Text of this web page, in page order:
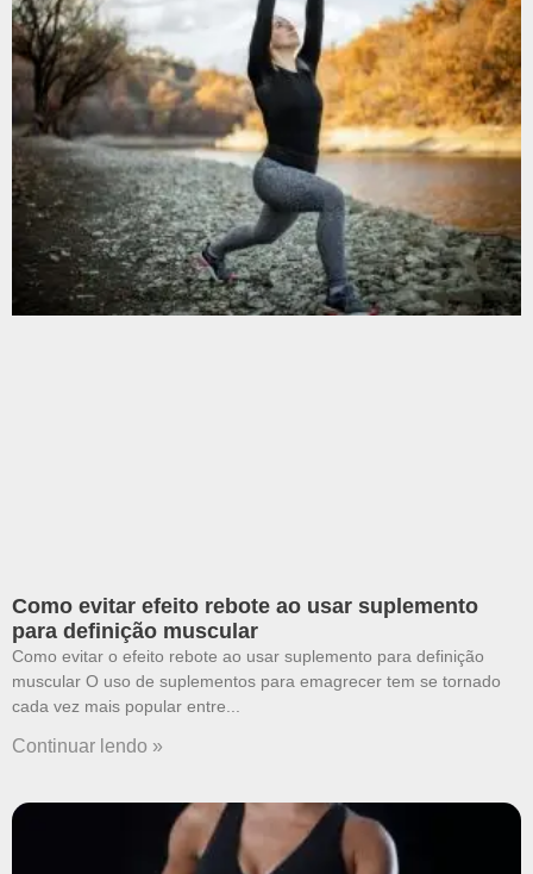
Como evitar efeito rebote ao usar suplemento
para definição muscular
Como evitar o efeito rebote ao usar suplemento para definição
muscular O uso de suplementos para emagrecer tem se tornado
cada vez mais popular entre
Continuar lendo »